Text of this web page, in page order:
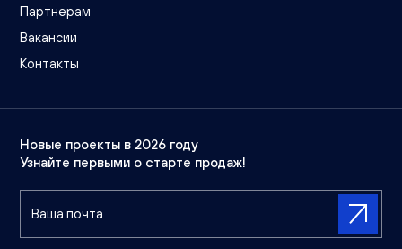
Партнерам
Вакансии
Контакты
Новые проекты в 2026 году
Узнайте первыми о старте продаж!